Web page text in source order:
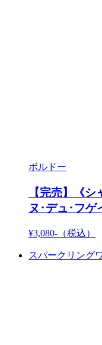
ボルドー
【完売】《
ヌ･デュ･フゲ
¥3,080- （税込）
スパークリング